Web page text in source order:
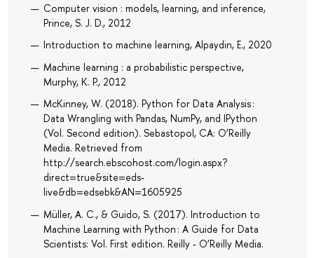
Computer vision : models, learning, and inference,
Prince, S. J. D., 2012
Introduction to machine learning, Alpaydin, E., 2020
Machine learning : a probabilistic perspective,
Murphy, K. P., 2012
McKinney, W. (2018). Python for Data Analysis :
Data Wrangling with Pandas, NumPy, and IPython
(Vol. Second edition). Sebastopol, CA: O’Reilly
Media. Retrieved from
http://search.ebscohost.com/login.aspx?
direct=true&site=eds-
live&db=edsebk&AN=1605925
Müller, A. C., & Guido, S. (2017). Introduction to
Machine Learning with Python : A Guide for Data
Scientists: Vol. First edition. Reilly - O’Reilly Media.